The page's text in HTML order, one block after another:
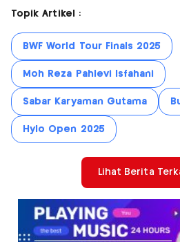
Topik Artikel :
BWF World Tour Finals 2025
Moh Reza Pahlevi Isfahani
Sabar Karyaman Gutama
Hylo Open 2025
Lihat Berita